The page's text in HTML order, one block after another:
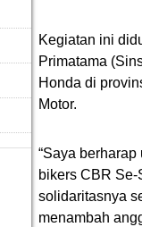
Kegiatan ini
Primatama
Honda di
Motor.
“Saya
bikers CBR
solidaritasnya
menambah